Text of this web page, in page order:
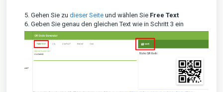
5. Gehen Sie zu dieser Seite und wählen Sie Free Text
6. Geben Sie genau den gleichen Text wie in Schritt 3 ein